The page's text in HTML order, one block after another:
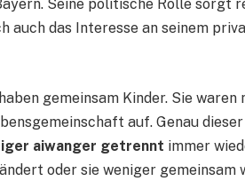
Seine politische Rolle sorgt
auch das Interesse an seinem
gemeinsam Kinder. Sie
auf. Genau
aiwanger getrennt immer
oder sie weniger gemeinsam